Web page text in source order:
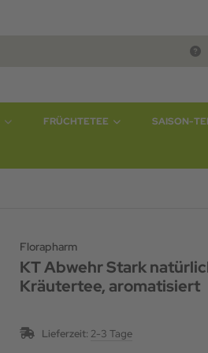
FRÜCHTETEE SAISON-
Florapharm
KT Abwehr Stark
Kräutertee, aromatisiert
Lieferzeit: 2-3 Tage